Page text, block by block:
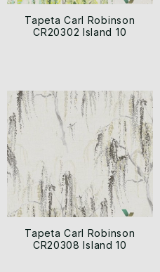
Tapeta Carl Robinson
CR20302 Island 10
Tapeta Carl Robinson
CR20308 Island 10